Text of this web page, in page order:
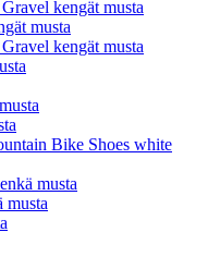
kengät musta
musta
kengät musta
Bike Shoes white
musta